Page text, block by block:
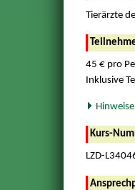
Tierärzte
45 € pro
Inklusive
Kurs-
LZD-